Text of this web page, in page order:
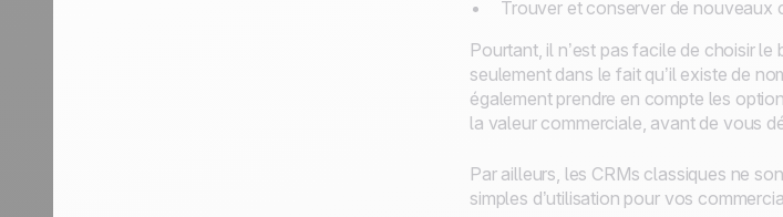
Trouver et conserver de nouveaux
Pourtant, il n’est pas facile de choisir
seulement dans le fait qu’il existe de
également prendre en compte les
la valeur commerciale, avant de vous
Par ailleurs, les CRMs classiques ne
simples d’utilisation pour vos